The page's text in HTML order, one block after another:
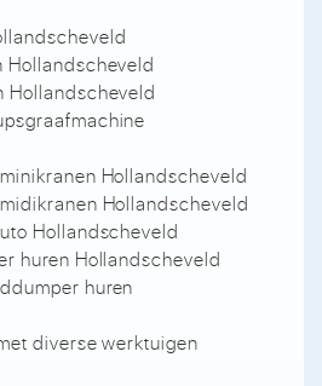
Hollandscheveld
Hollandscheveld
Hollandscheveld
Hollandscheveld
Hollandscheveld
huren Hollandscheveld
huren
diverse werktuigen